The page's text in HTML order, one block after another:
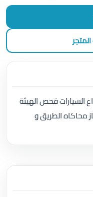
السيارات فحص الهيئة
محاكاه الطريق و